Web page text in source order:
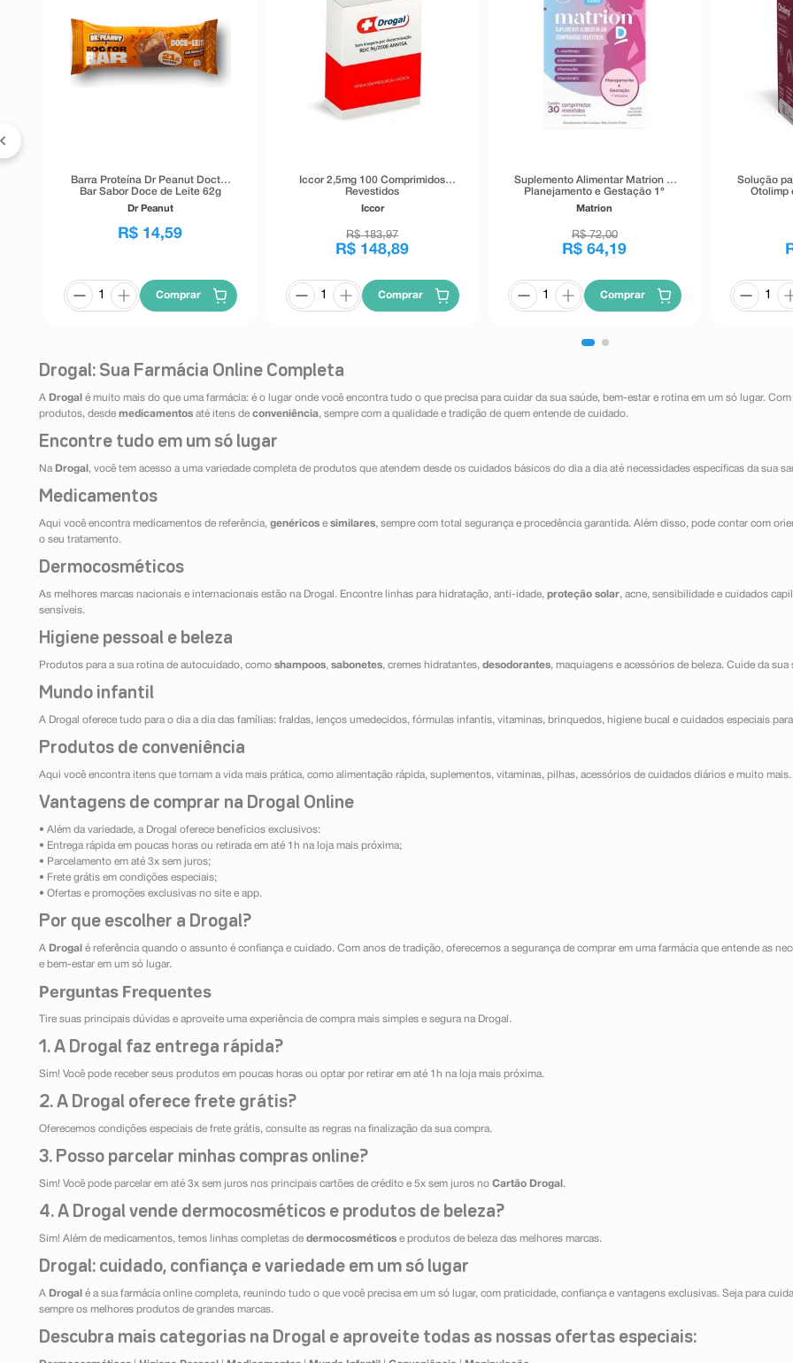
Barra Proteína Dr Peanut Doctor
Bar Sabor Doce de Leite 62g
Dr Peanut
R$ 14,59
Comprar
Iccor 2,5mg 100 Comprimidos
Revestidos
Iccor
R$ 183,97
R$ 148,89
Comprar
Suplemento Alimentar Matrion D
Planejamento e Gestação 1°
Trimestre 30 Comprimidos
Revestidos
Matrion
R$ 72,00
R$ 64,19
Comprar
Solução
Otolimp
Drogal: Sua Farmácia Online Completa
A Drogal é muito mais do que uma farmácia: é o lugar onde você encontra tudo o que precisa para cuidar da sua saúde, bem-estar e rotina em um só lugar.
produtos, desde medicamentos até itens de conveniência, sempre com a qualidade e tradição de quem entende de cuidado.
Encontre tudo em um só lugar
Na Drogal , você tem acesso a uma variedade completa de produtos que atendem desde os cuidados básicos do dia a dia até necessidades específicas da sua
Medicamentos
Aqui você encontra medicamentos de referência, genéricos e similares, sempre com total segurança e procedência garantida. Além disso, pode contar com
o seu tratamento.
Dermocosméticos
As melhores marcas nacionais e internacionais estão na Drogal. Encontre linhas para hidratação, anti-idade, proteção solar, acne, sensibilidade e cuidados
sensíveis.
Higiene pessoal e beleza
Produtos para a sua rotina de autocuidado, como shampoos, sabonetes, cremes hidratantes, desodorantes, maquiagens e acessórios de beleza. Cuide da
Mundo infantil
A Drogal oferece tudo para o dia a dia das famílias: fraldas, lenços umedecidos, fórmulas infantis, vitaminas, brinquedos, higiene bucal e cuidados especiais
Produtos de conveniência
Aqui você encontra itens que tornam a vida mais prática, como alimentação rápida, suplementos, vitaminas, pilhas, acessórios de cuidados diários e muito
Vantagens de comprar na Drogal Online
• Além da variedade, a Drogal oferece benefícios exclusivos:
• Entrega rápida em poucas horas ou retirada em até 1h na loja mais próxima;
• Parcelamento em até 3x sem juros;
• Frete grátis em condições especiais;
• Ofertas e promoções exclusivas no site e app.
Por que escolher a Drogal?
A Drogal é referência quando o assunto é confiança e cuidado. Com anos de tradição, oferecemos a segurança de comprar em uma farmácia que entende as
e bem-estar em um só lugar.
Perguntas Frequentes
Tire suas principais dúvidas e aproveite uma experiência de compra mais simples e segura na Drogal.
1. A Drogal faz entrega rápida?
Sim! Você pode receber seus produtos em poucas horas ou optar por retirar em até 1h na loja mais próxima.
2. A Drogal oferece frete grátis?
Oferecemos condições especiais de frete grátis, consulte as regras na finalização da sua compra.
3. Posso parcelar minhas compras online?
Sim! Você pode parcelar em até 3x sem juros nos principais cartões de crédito e 5x sem juros no Cartão Drogal .
4. A Drogal vende dermocosméticos e produtos de beleza?
Sim! Além de medicamentos, temos linhas completas de dermocosméticos e produtos de beleza das melhores marcas.
Drogal: cuidado, confiança e variedade em um só lugar
A Drogal é a sua farmácia online completa, reunindo tudo o que você precisa em um só lugar, com praticidade, confiança e vantagens exclusivas. Seja para
sempre os melhores produtos de grandes marcas.
Descubra mais categorias na Drogal e aproveite todas as nossas ofertas especiais: